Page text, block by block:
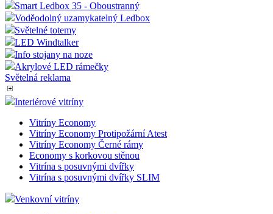
Smart Ledbox 35 - Oboustranný
Voděodolný uzamykatelný Ledbox
Světelné totemy
LED Windtalker
Info stojany na noze
Akrylové LED rámečky
Světelná reklama
Interiérové vitríny
Vitríny Economy
Vitríny Economy Protipožární Atest
Vitríny Economy Černé rámy
Economy s korkovou stěnou
Vitrína s posuvnými dvířky
Vitrína s posuvnými dvířky SLIM
Venkovní vitríny